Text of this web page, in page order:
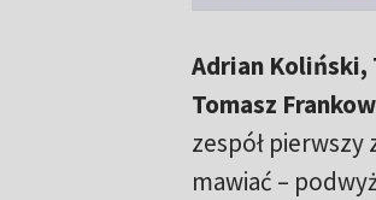
Adrian Koliński,
Tomasz
zespół
mawiać –